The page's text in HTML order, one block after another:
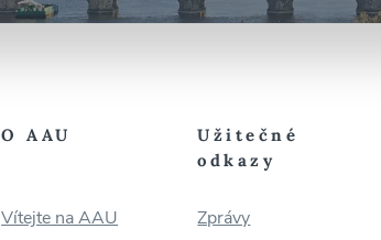
O AAU
Vítejte na AAU
Užitečné
odkazy
Zprávy